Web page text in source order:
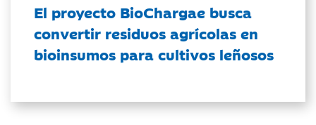
El proyecto BioChargae busca
convertir residuos agrícolas en
bioinsumos para cultivos leñosos